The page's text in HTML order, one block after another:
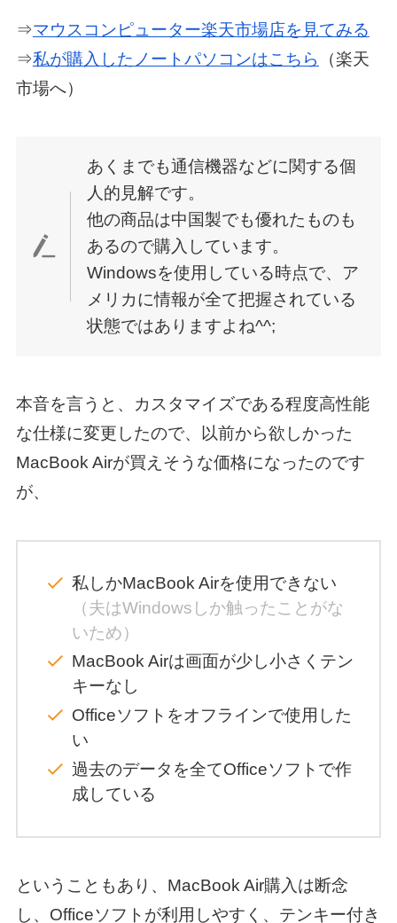
⇒マウスコンピューター楽天市場店を見てみる
⇒私が購入したノートパソコンはこちら
（楽天
市場へ）
あくまでも通信機器などに関する個
人的見解です。
他の商品は中国製でも優れたものも
あるので購入しています。
Windowsを使用している時点で、ア
メリカに情報が全て把握されている
状態ではありますよね^^;
本音を言うと、カスタマイズである程度高性能
な仕様に変更したので、以前から欲しかった
MacBook Airが買えそうな価格になったのです
が、
私しかMacBook Airを使用できない
（夫はWindowsしか触ったことがな
いため）
MacBook Airは画面が少し小さくテン
キーなし
Officeソフトをオフラインで使用した
い
過去のデータを全てOfficeソフトで作
成している
ということもあり、MacBook Air購入は断念
し、Officeソフトが利用しやすく、テンキー付き